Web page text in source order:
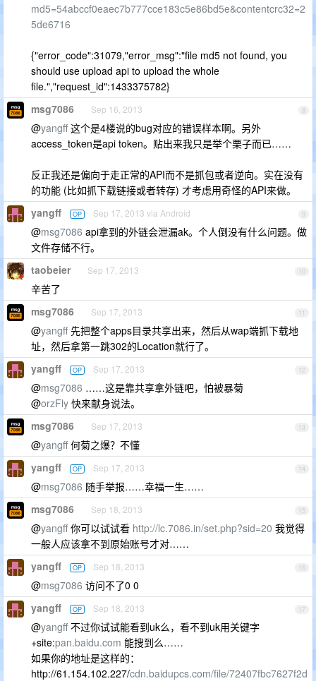
md5=54abccf0eaec7b777cce183c5e86bd5e&contentcrc32=2
5de6716
{"error_code":31079,"error_msg":"file md5 not found, you
should use upload api to upload the whole
file.","request_id":1433375782}
8
msg7086 Sep 16, 2013
@yangff这个是4楼说的bug对应的错误样本啊。另外
access_token是api token。贴出来我只是举个栗子而已……
反正我还是偏向于走正常的API而不是抓包或者逆向。实在没有
的功能 (比如抓下载链接或者转存) 才考虑用奇怪的API来做。
9
yangff OP Sep 17, 2013 via Android
@msg7086 api拿到的外链会泄漏ak。个人倒没有什么问题。做
文件存储不行。
10
taobeier Sep 17, 2013
辛苦了
11
msg7086 Sep 17, 2013
@yangff先把整个apps目录共享出来，然后从wap端抓下载地
址，然后拿第一跳302的Location就行了。
12
yangff OP Sep 17, 2013
@msg7086 ……这是靠共享拿外链吧，怕被暴菊
@orzFly 快来献身说法。
13
msg7086 Sep 17, 2013
@yangff何菊之爆？不懂
14
yangff OP Sep 17, 2013
@msg7086 随手举报……幸福一生……
15
msg7086 Sep 18, 2013
@yangff你可以试试看 http://lc.7086.in/set.php?sid=20 我觉得
一般人应该拿不到原始账号才对……
16
yangff OP Sep 18, 2013
@msg7086 访问不了0 0
17
yangff OP Sep 18, 2013
@yangff不过你试试能看到uk么，看不到uk用关键字
+site:pan.baidu.com 能搜到么……
如果你的地址是这样的：
http://61.154.102.227/cdn.baidupcs.com/file/72407fbc7627f2d